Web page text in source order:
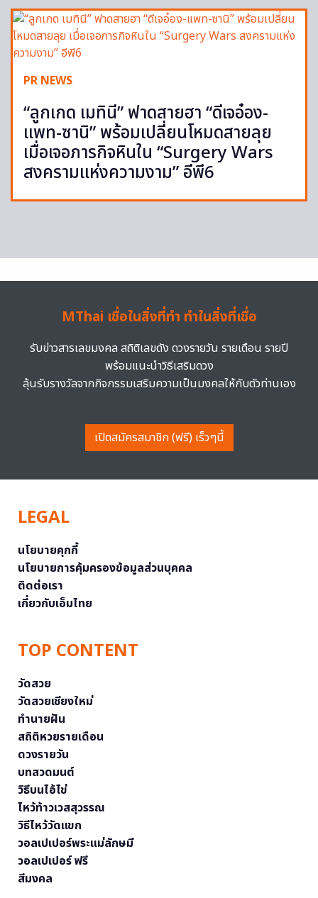
PR NEWS
“ลูกเกด เมทินี” ฟาดสายฮา “ดีเจอ๋อง-
แพท-ซานิ” พร้อมเปลี่ยนโหมดสายลุย
เมื่อเจอภารกิจหินใน “Surgery Wars
สงครามแห่งความงาม” อีพี6
MThai เชื่อในสิ่งที่ทำ ทำในสิ่งที่เชื่อ
รับข่าวสารเลขมงคล สถิติเลขดัง ดวงรายวัน รายเดือน รายปี
พร้อมแนะนำวิธีเสริมดวง
ลุ้นรับรางวัลจากกิจกรรมเสริมความเป็นมงคลให้กับตัวท่านเอง
เปิดสมัครสมาชิก (ฟรี) เร็วๆนี้
LEGAL
นโยบายคุกกี้
นโยบายการคุ้มครองข้อมูลส่วนบุคคล
ติดต่อเรา
เกี่ยวกับเอ็มไทย
TOP CONTENT
วัดสวย
วัดสวยเชียงใหม่
ทำนายฝัน
สถิติหวยรายเดือน
ดวงรายวัน
บทสวดมนต์
วิธีบนไอ้ไข่
ไหว้ท้าวเวสสุวรรณ
วิธีไหว้วัดแขก
วอลเปเปอร์พระแม่ลักษมี
วอลเปเปอร์ ฟรี
สีมงคล